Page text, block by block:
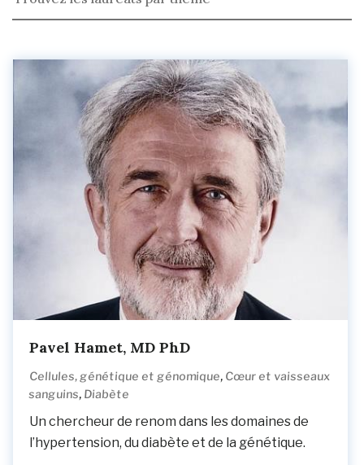
Pavel Hamet, MD PhD
Cellules, génétique et génomique,Cœur et vaisseaux
sanguins, Diabète
Un chercheur de renom dans les domaines de
l’hypertension, du diabète et de la génétique.